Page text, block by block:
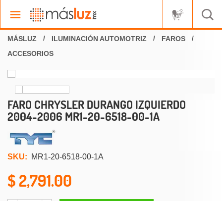
ILUMINACIÓN AUTOMOTRIZ
FAROS
ACCESORIOS
FARO CHRYSLER DURANGO IZQUIERDO
2004-2006 MR1-20-6518-00-1A
SKU: MR1-20-6518-00-1A
2,791.00